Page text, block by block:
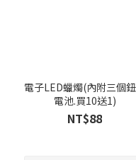
電子LED蠟燭(內附三個
電池.買10送1)
NT$88